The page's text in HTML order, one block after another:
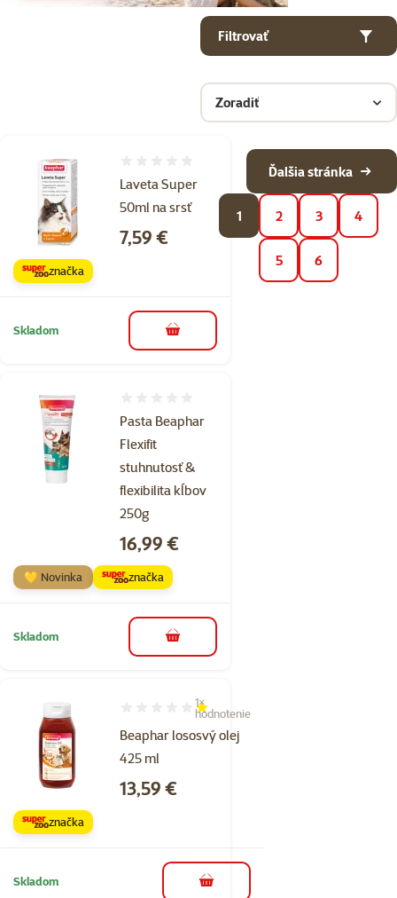
Filtrovať
Zoradiť
Produkty v kategorii Vitamíny a doplnky stravy pre psov
Laveta Super
50ml na srsť
Cena
7,59 €
značka
Skladom do košíka
Pasta Beaphar
Flexifit
stuhnutosť &
flexibilita kĺbov
250g
Cena
16,99 €
💛 Novinka značka
Skladom do košíka
Beaphar lososvý olej
425 ml
Hodnotenie 20%, počet hodnotení: 1
1×
hodnotenie
Cena
13,59 €
značka
Skladom do košíka
1 2 3 4
5 6
Ďalšia stránka